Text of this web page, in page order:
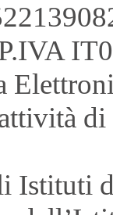
Istituti